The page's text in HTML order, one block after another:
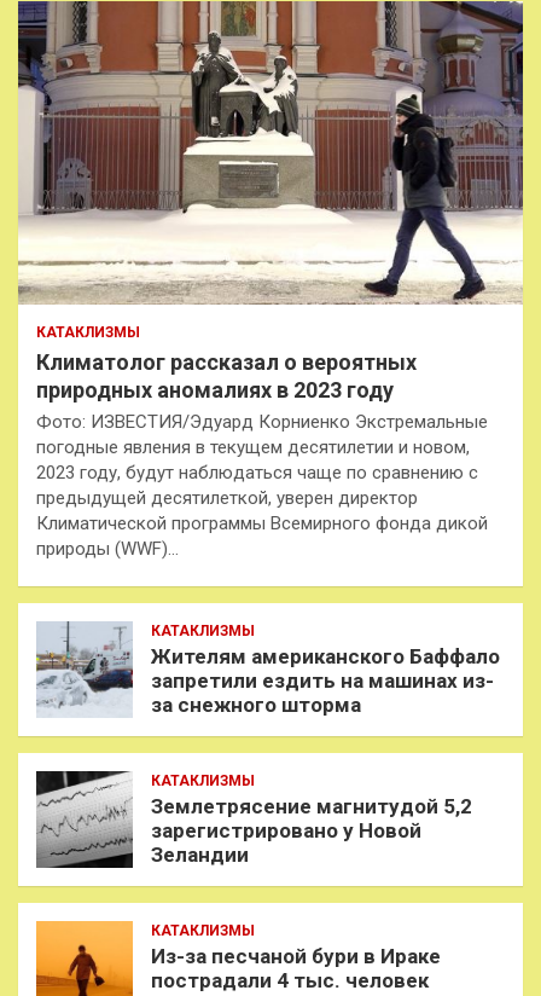
КАТАКЛИЗМЫ
Климатолог рассказал о вероятных
природных аномалиях в 2023 году
Фото: ИЗВЕСТИЯ/Эдуард Корниенко Экстремальные
погодные явления в текущем десятилетии и новом,
2023 году, будут наблюдаться чаще по сравнению с
предыдущей десятилеткой, уверен директор
Климатической программы Всемирного фонда дикой
природы (WWF)…
КАТАКЛИЗМЫ
Жителям американского Баффало
запретили ездить на машинах из-
за снежного шторма
КАТАКЛИЗМЫ
Землетрясение магнитудой 5,2
зарегистрировано у Новой
Зеландии
КАТАКЛИЗМЫ
Из-за песчаной бури в Ираке
пострадали 4 тыс. человек